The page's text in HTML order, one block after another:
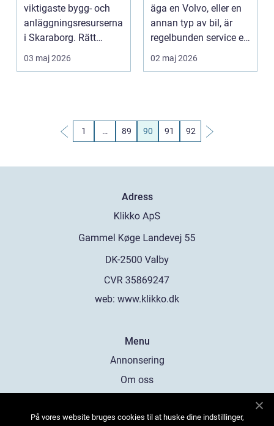
viktigaste bygg- och
anläggningsresurserna
i Skaraborg. Rätt
material avgör om en
03 maj 2026
äga en Volvo, eller en
annan typ av bil, är
regelbunden service en
av de vik...
02 maj 2026
1 … 89 90 91 92
Adress
web: www.klikko.dk
Menu
Annonsering
Om oss
Kontakta oss
På vores website bruges cookies til at huske dine indstillinger,